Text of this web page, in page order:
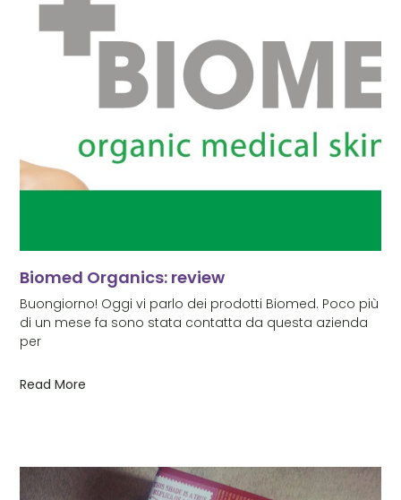
Biomed Organics: review
Buongiorno! Oggi vi parlo dei prodotti Biomed. Poco più
di un mese fa sono stata contatta da questa azienda
per
Read More